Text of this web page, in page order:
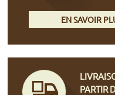
EN SAVOIR
PARTIR